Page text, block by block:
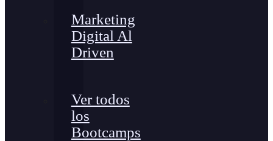
Marketing
Digital Al
Driven
Ver todos
los
Bootcamps